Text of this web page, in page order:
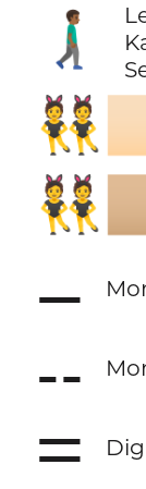
🚶🏾‍♂️‍➡️
👯🏻
👯🏼
⚊
⚋
⚌